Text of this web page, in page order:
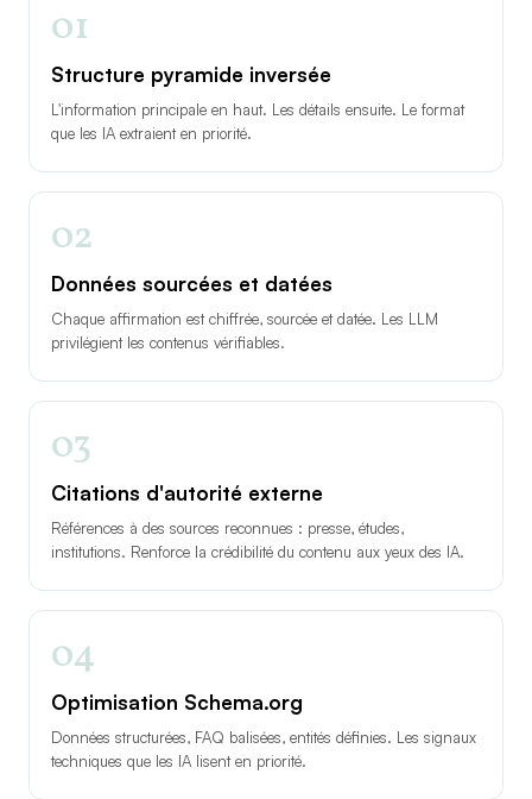
01
Structure pyramide inversée
L'information principale en haut. Les détails ensuite. Le format
que les IA extraient en priorité.
02
Données sourcées et datées
Chaque affirmation est chiffrée, sourcée et datée. Les LLM
privilégient les contenus vérifiables.
03
Citations d'autorité externe
Références à des sources reconnues : presse, études,
institutions. Renforce la crédibilité du contenu aux yeux des IA.
04
Optimisation Schema.org
Données structurées, FAQ balisées, entités définies. Les signaux
techniques que les IA lisent en priorité.